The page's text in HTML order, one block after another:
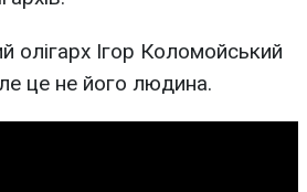
олігарх Ігор Коломойський
це не його людина.